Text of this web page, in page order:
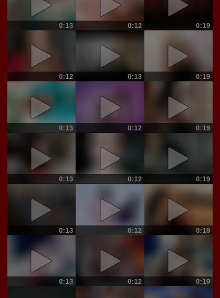
0:13 0:12 0:19
0:12 0:13 0:19
0:13 0:12 0:19
0:13 0:12 0:19
0:13 0:12 0:19
0:13 0:12 0:19